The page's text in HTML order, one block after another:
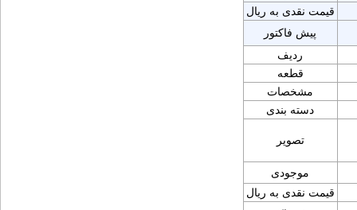
قیمت نقدی به ریال
پیش فاکتور
ردیف
قطعه
مشخصات
دسته بندی
تصویر
موجودی
قیمت نقدی به ریال